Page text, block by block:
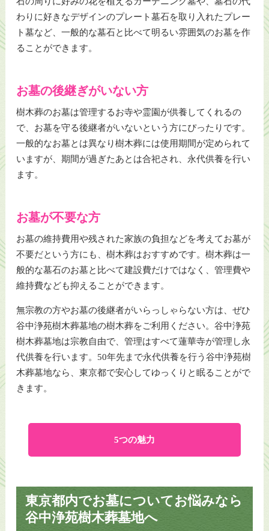
わりに好きなデザインのプレート墓石を取り入れたプレー
ト墓など、一般的な墓石と比べて明るい雰囲気のお墓を作
ることができます。
お墓の後継ぎがいない方
樹木葬のお墓は管理するお寺や霊園が供養してくれるの
で、お墓を守る後継者がいないという方にぴったりです。
一般的なお墓とは異なり樹木葬には使用期間が定められて
いますが、期間が過ぎたあとは合祀され、永代供養を行い
ます。
お墓が不要な方
お墓の維持費用や残された家族の負担などを考えてお墓が
不要だという方にも、樹木葬はおすすめです。樹木葬は一
般的な墓石のお墓と比べて建設費だけではなく、管理費や
維持費なども抑えることができます。
無宗教の方やお墓の後継者がいらっしゃらない方は、ぜひ
谷中浄苑樹木葬墓地の樹木葬をご利用ください。谷中浄苑
樹木葬墓地は宗教自由で、管理はすべて蓮華寺が管理し永
代供養を行います。50年先まで永代供養を行う谷中浄苑樹
木葬墓地なら、東京都で安心してゆっくりと眠ることがで
きます。
5つの魅力
東京都内でお墓についてお悩みなら
谷中浄苑樹木葬墓地へ